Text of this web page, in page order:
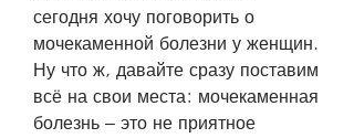
сегодня хочу поговорить о
мочекаменной болезни у женщин.
Ну что ж, давайте сразу поставим
всё на свои места: мочекаменная
болезнь – это не приятное